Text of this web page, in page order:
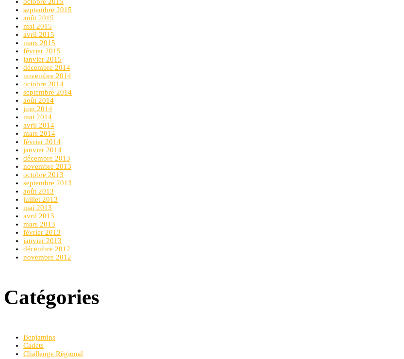
septembre 2015
août 2015
mai 2015
avril 2015
mars 2015
février 2015
janvier 2015
décembre 2014
novembre 2014
octobre 2014
septembre 2014
août 2014
juin 2014
mai 2014
avril 2014
mars 2014
février 2014
janvier 2014
décembre 2013
novembre 2013
octobre 2013
septembre 2013
août 2013
juillet 2013
mai 2013
avril 2013
mars 2013
février 2013
janvier 2013
décembre 2012
novembre 2012
Catégories
Benjamins
Cadets
Challenge Régional